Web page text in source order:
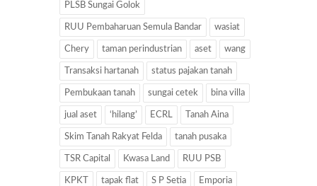
PLSB Sungai Golok
RUU Pembaharuan Semula Bandar wasiat
Chery taman perindustrian aset wang
Transaksi hartanah status pajakan tanah
Pembukaan tanah sungai cetek bina villa
jual aset ‘hilang’ ECRL Tanah Aina
Skim Tanah Rakyat Felda tanah pusaka
TSR Capital Kwasa Land RUU PSB
KPKT tapak flat S P Setia Emporia